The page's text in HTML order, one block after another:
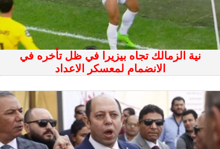
نية الزمالك تجاه بيزيرا في ظل تأخره في
الانضمام لمعسكر الاعداد